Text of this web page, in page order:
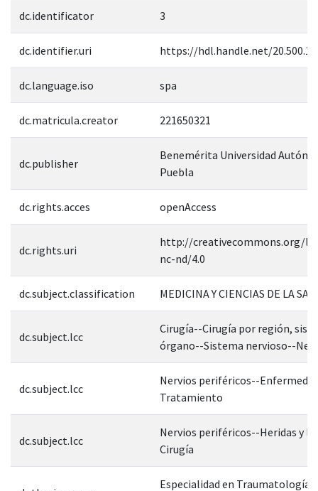
dc.identificator 3
dc.identifier.uri https://hdl.handle.net/
dc.language.iso spa
dc.matricula.creator 221650321
dc.publisher
Benemérita Universidad
Puebla
dc.rights.acces openAccess
dc.rights.uri
http://creativecommons.org/
nc-nd/4.0
dc.subject.classification MEDICINA Y CIENCIAS DE LA
dc.subject.lcc
Cirugía--Cirugía por región,
órgano--Sistema nervioso--
dc.subject.lcc
Nervios periféricos--
Tratamiento
dc.subject.lcc
Nervios periféricos--Heridas y
Cirugía
Especialidad en Traumatología y